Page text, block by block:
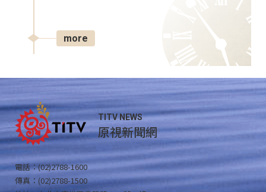
more
TITV NEWS
原視新聞網
電話：(02)2788-1600
傳真：(02)2788-1500